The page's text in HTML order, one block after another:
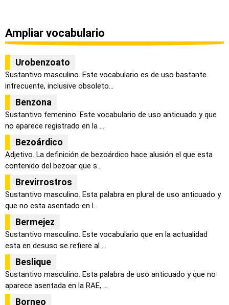
Ampliar vocabulario
Urobenzoato
Sustantivo masculino. Este vocabulario es de uso bastante
infrecuente, inclusive obsoleto...
Benzona
Sustantivo femenino. Este vocabulario de uso anticuado y que
no aparece registrado en la ...
Bezoárdico
Adjetivo. La definición de bezoárdico hace alusión el que esta
contenido del bezoar que s...
Brevirrostros
Sustantivo masculino. Esta palabra en plural de uso anticuado y
que no esta asentado en l...
Bermejez
Sustantivo masculino. Este vocabulario que en la actualidad
esta en desuso se refiere al ...
Beslique
Sustantivo masculino. Esta palabra de uso anticuado y que no
aparece asentada en la RAE, ...
Borneo